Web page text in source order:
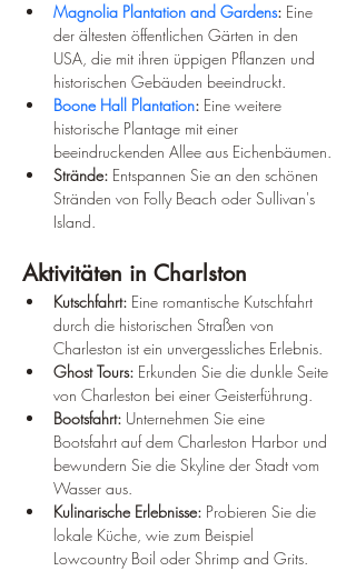
Magnolia Plantation and Gardens: Eine
der ältesten öffentlichen Gärten in den
USA, die mit ihren üppigen Pflanzen und
historischen Gebäuden beeindruckt.
Boone Hall Plantation: Eine weitere
historische Plantage mit einer
beeindruckenden Allee aus Eichenbäumen.
Strände: Entspannen Sie an den schönen
Stränden von Folly Beach oder Sullivan's
Island.
Aktivitäten in Charlston
Kutschfahrt: Eine romantische Kutschfahrt
durch die historischen Straßen von
Charleston ist ein unvergessliches Erlebnis.
Ghost Tours: Erkunden Sie die dunkle Seite
von Charleston bei einer Geisterführung.
Bootsfahrt: Unternehmen Sie eine
Bootsfahrt auf dem Charleston Harbor und
bewundern Sie die Skyline der Stadt vom
Wasser aus.
Kulinarische Erlebnisse: Probieren Sie die
lokale Küche, wie zum Beispiel
Lowcountry Boil oder Shrimp and Grits.